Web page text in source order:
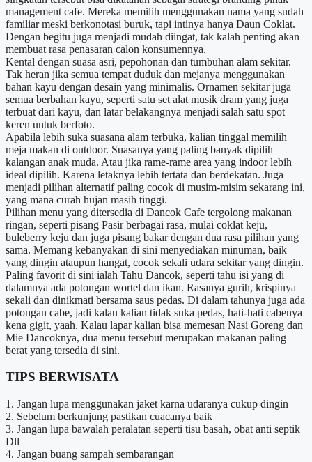
management cafe. Mereka memilih menggunakan nama yang sudah
familiar meski berkonotasi buruk, tapi intinya hanya Daun Coklat.
Dengan begitu juga menjadi mudah diingat, tak kalah penting akan
membuat rasa penasaran calon konsumennya.
Kental dengan suasa asri, pepohonan dan tumbuhan alam sekitar.
Tak heran jika semua tempat duduk dan mejanya menggunakan
bahan kayu dengan desain yang minimalis. Ornamen sekitar juga
semua berbahan kayu, seperti satu set alat musik dram yang juga
terbuat dari kayu, dan latar belakangnya menjadi salah satu spot
keren untuk berfoto.
Apabila lebih suka suasana alam terbuka, kalian tinggal memilih
meja makan di outdoor. Suasanya yang paling banyak dipilih
kalangan anak muda. Atau jika rame-rame area yang indoor lebih
ideal dipilih. Karena letaknya lebih tertata dan berdekatan. Juga
menjadi pilihan alternatif paling cocok di musim-misim sekarang ini,
yang mana curah hujan masih tinggi.
Pilihan menu yang ditersedia di Dancok Cafe tergolong makanan
ringan, seperti pisang Pasir berbagai rasa, mulai coklat keju,
buleberry keju dan juga pisang bakar dengan dua rasa pilihan yang
sama. Memang kebanyakan di sini menyediakan minuman, baik
yang dingin ataupun hangat, cocok sekali udara sekitar yang dingin.
Paling favorit di sini ialah Tahu Dancok, seperti tahu isi yang di
dalamnya ada potongan wortel dan ikan. Rasanya gurih, krispinya
sekali dan dinikmati bersama saus pedas. Di dalam tahunya juga ada
potongan cabe, jadi kalau kalian tidak suka pedas, hati-hati cabenya
kena gigit, yaah. Kalau lapar kalian bisa memesan Nasi Goreng dan
Mie Dancoknya, dua menu tersebut merupakan makanan paling
berat yang tersedia di sini.
TIPS BERWISATA
1. Jangan lupa menggunakan jaket karna udaranya cukup dingin
2. Sebelum berkunjung pastikan cuacanya baik
3. Jangan lupa bawalah peralatan seperti tisu basah, obat anti septik
Dll
4. Jangan buang sampah sembarangan